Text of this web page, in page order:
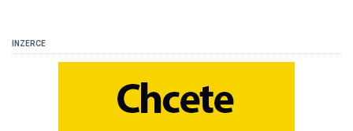
INZERCE